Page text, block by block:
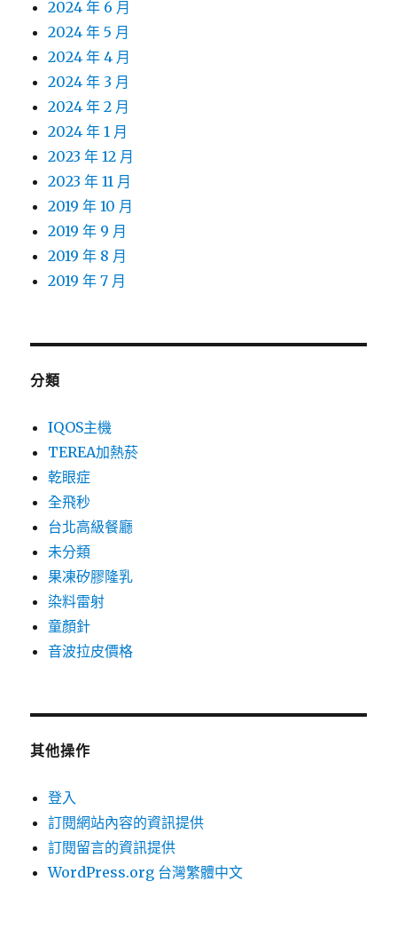
2024 年 6 月
2024 年 5 月
2024 年 4 月
2024 年 3 月
2024 年 2 月
2024 年 1 月
2023 年 12 月
2023 年 11 月
2019 年 10 月
2019 年 9 月
2019 年 8 月
2019 年 7 月
分類
IQOS主機
TEREA加熱菸
乾眼症
全飛秒
台北高級餐廳
未分類
果凍矽膠隆乳
染料雷射
童顏針
音波拉皮價格
其他操作
登入
訂閱網站內容的資訊提供
訂閱留言的資訊提供
WordPress.org 台灣繁體中文